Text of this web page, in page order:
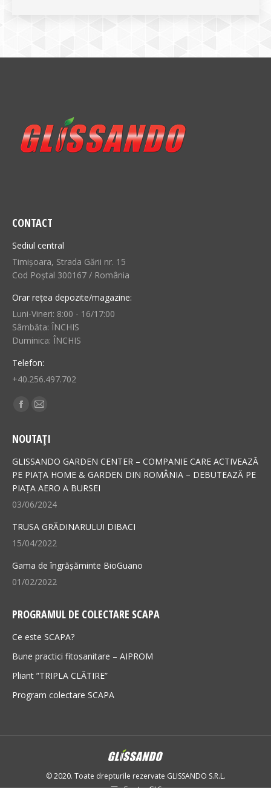
CONTACT
Sediul central
Timișoara, Strada Gării nr. 15
Cod Poștal 300167 / România
Orar rețea depozite/magazine:
Luni-Vineri: 8:00 - 16/17:00
Sâmbăta: ÎNCHIS
Duminica: ÎNCHIS
Telefon:
+40.256.497.702
Find us on:
Facebook
opens
in
new
window
Mail
opens
in
new
window
NOUTAȚI
GLISSANDO GARDEN CENTER – COMPANIE CARE ACTIVEAZĂ
PE PIAȚA HOME & GARDEN DIN ROMÂNIA – DEBUTEAZĂ PE
PIAȚA AERO A BURSEI
03/06/2024
TRUSA GRĂDINARULUI DIBACI
15/04/2022
Gama de îngrășăminte BioGuano
01/02/2022
PROGRAMUL DE COLECTARE SCAPA
Ce este SCAPA?
Bune practici fitosanitare – AIPROM
Pliant ”TRIPLA CLĂTIRE”
Program colectare SCAPA
© 2020. Toate drepturile rezervate GLISSANDO S.R.L.
Footer GLS